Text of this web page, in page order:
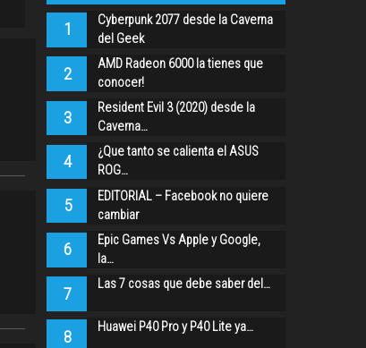
1
Cyberpunk 2077 desde la Caverna
del Geek
2
AMD Radeon 6000 la tienes que
conocer!
3
Resident Evil 3 (2020) desde la
Caverna…
4
¿Que tanto se calienta el ASUS
ROG…
5
EDITORIAL – Facebook no quiere
cambiar
6
Epic Games Vs Apple y Google,
la…
7 Las 7 cosas que debe saber del…
8 Huawei P40 Pro y P40 Lite ya…